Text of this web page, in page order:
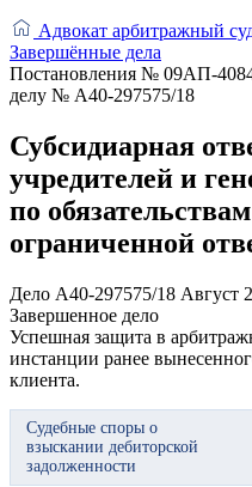
Адвокат арбитражный
Завершённые дела
Постановления № 09АП-
делу № А40-297575/18
Субсидиарная
учредителей и
по
ограниченной
Дело А40-297575/18 Август
Завершенное дело
Успешная защита в
инстанции ранее
клиента.
Судебные споры о
взыскании дебиторской
задолженности